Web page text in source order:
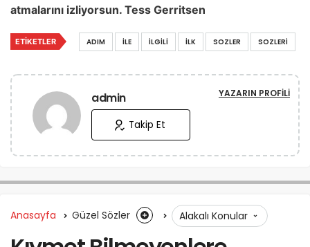
atmalarını izliyorsun. Tess Gerritsen
ETIKETLER ADIM İLE İLGILI İLK SOZLER SOZLERI
admin YAZARIN PROFILI
Takip Et
Anasayfa Güzel Sözler Alakalı Konular